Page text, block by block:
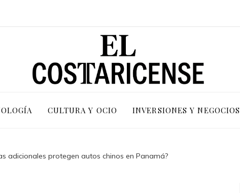
CULTURA Y OCIO INVERSIONES Y NEGOCIOS
adicionales protegen autos chinos en Panamá?